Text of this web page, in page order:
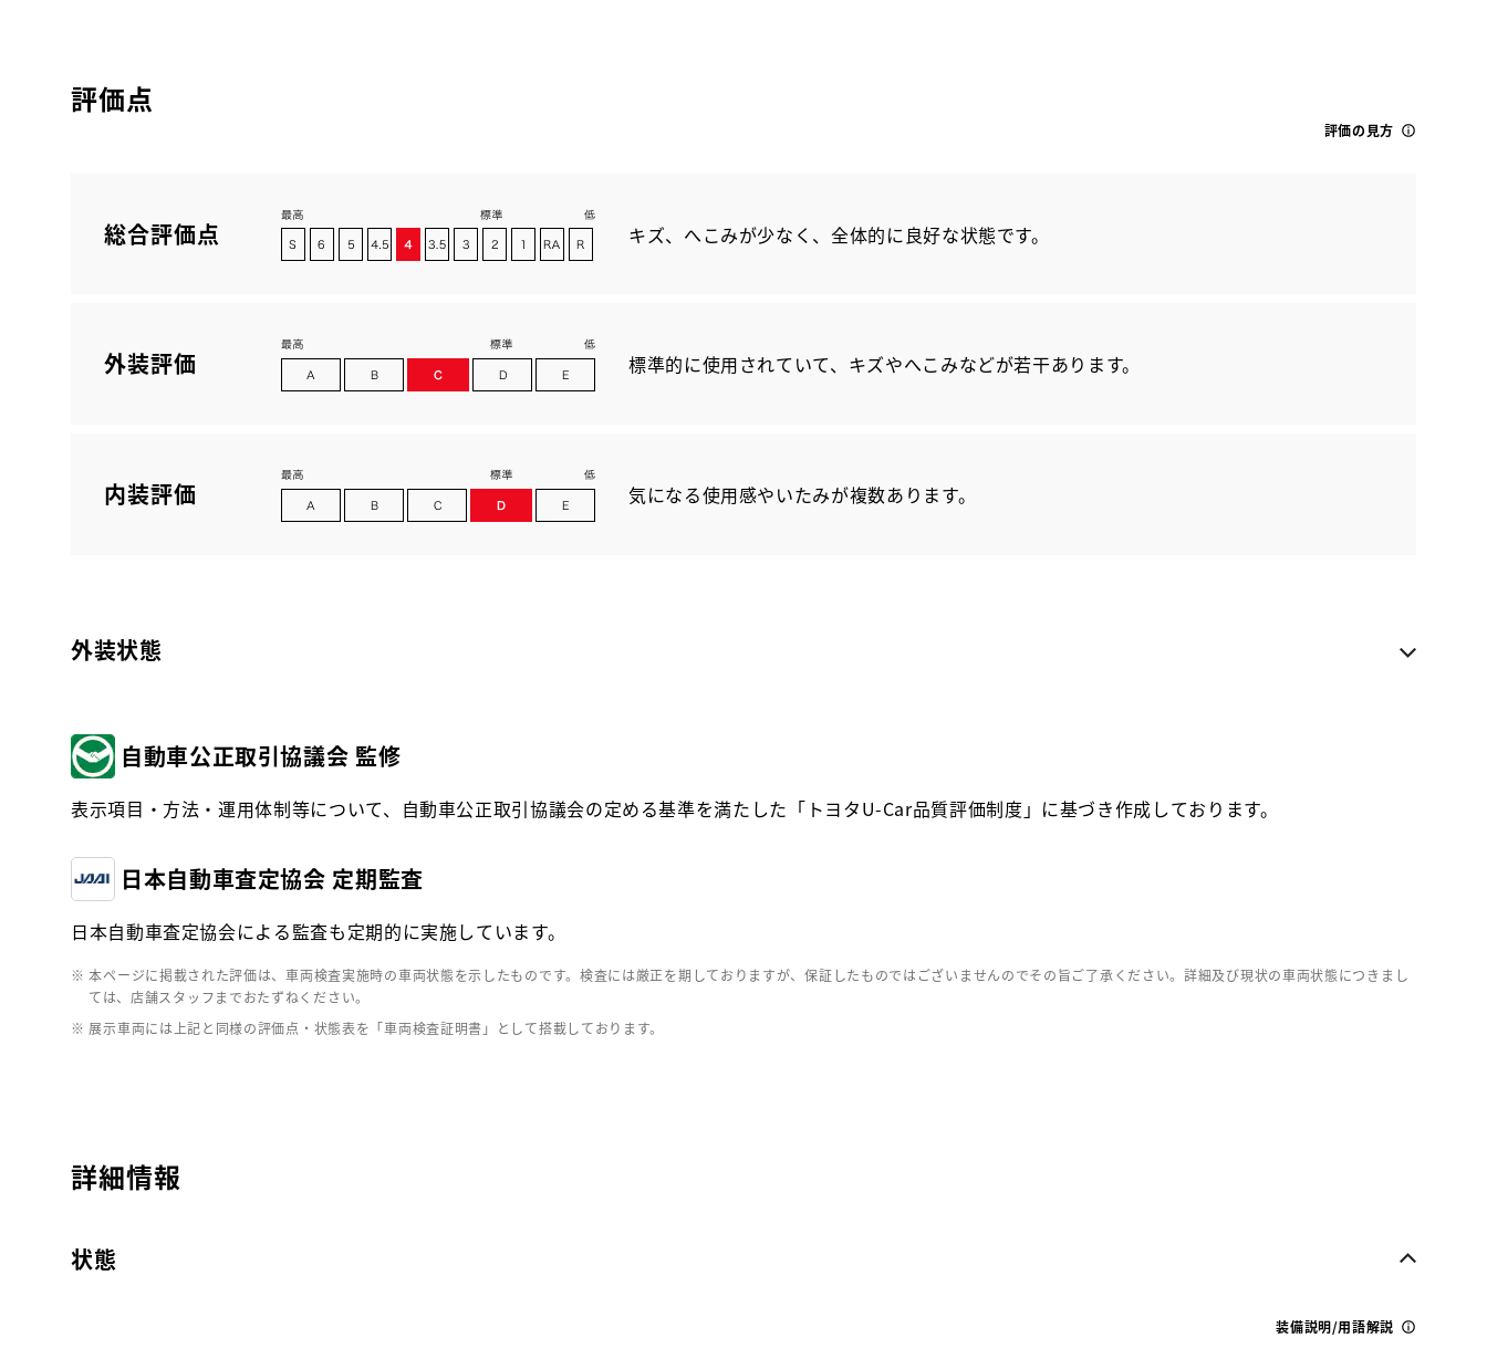
プリウス S セーフティプラス2
評価点
評価の見方
総合評価点 キズ、へこみが少なく、全体的に良好な状態です。
外装評価 標準的に使用されていて、キズやへこみなどが若干あります。
内装評価 気になる使用感やいたみが複数あります。
外装状態
自動車公正取引協議会 監修
表示項目・方法・運用体制等について、自動車公正取引協議会の定める基準を満たした「トヨタU-Car品質評価制度」に基づき作成しております。
日本自動車査定協会 定期監査
日本自動車査定協会による監査も定期的に実施しています。
※ 本ページに掲載された評価は、車両検査実施時の車両状態を示したものです。検査には厳正を期しておりますが、保証したものではございませんのでその旨ご了承ください。詳細及び現状の車両状態につきまし
ては、店舗スタッフまでおたずねください。
※ 展示車両には上記と同様の評価点・状態表を「車両検査証明書」として搭載しております。
詳細情報
状態
装備説明/用語解説